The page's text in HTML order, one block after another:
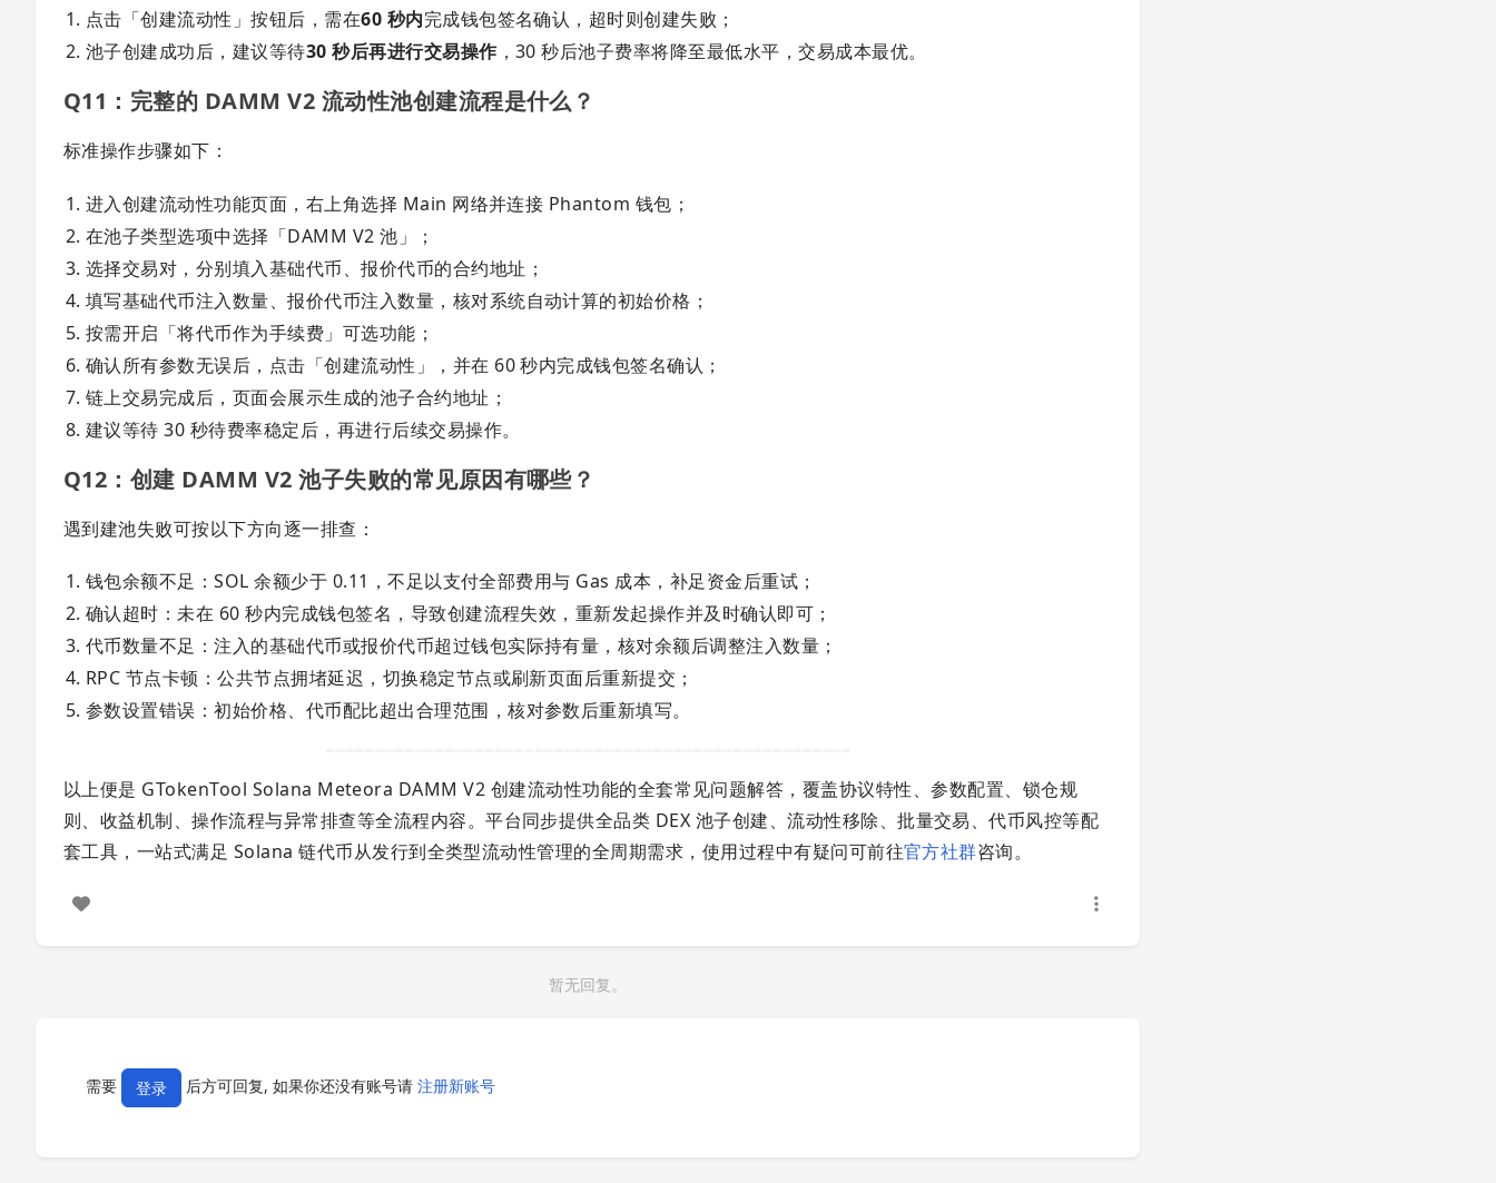
点击「创建流动性」按钮后，需在60 秒内完成钱包签名确认，超时则创建失败；
池子创建成功后，建议等待30 秒后再进行交易操作，30 秒后池子费率将降至最低水平，交易成本最优。
Q11：完整的 DAMM V2 流动性池创建流程是什么？
标准操作步骤如下：
进入创建流动性功能页面，右上角选择 Main 网络并连接 Phantom 钱包；
在池子类型选项中选择「DAMM V2 池」；
选择交易对，分别填入基础代币、报价代币的合约地址；
填写基础代币注入数量、报价代币注入数量，核对系统自动计算的初始价格；
按需开启「将代币作为手续费」可选功能；
确认所有参数无误后，点击「创建流动性」，并在 60 秒内完成钱包签名确认；
链上交易完成后，页面会展示生成的池子合约地址；
建议等待 30 秒待费率稳定后，再进行后续交易操作。
Q12：创建 DAMM V2 池子失败的常见原因有哪些？
遇到建池失败可按以下方向逐一排查：
钱包余额不足：SOL 余额少于 0.11，不足以支付全部费用与 Gas 成本，补足资金后重试；
确认超时：未在 60 秒内完成钱包签名，导致创建流程失效，重新发起操作并及时确认即可；
代币数量不足：注入的基础代币或报价代币超过钱包实际持有量，核对余额后调整注入数量；
RPC 节点卡顿：公共节点拥堵延迟，切换稳定节点或刷新页面后重新提交；
参数设置错误：初始价格、代币配比超出合理范围，核对参数后重新填写。
以上便是 GTokenTool Solana Meteora DAMM V2 创建流动性功能的全套常见问题解答，覆盖协议特性、参数配置、锁仓规
则、收益机制、操作流程与异常排查等全流程内容。平台同步提供全品类 DEX 池子创建、流动性移除、批量交易、代币风控等配
套工具，一站式满足 Solana 链代币从发行到全类型流动性管理的全周期需求，使用过程中有疑问可前往官方社群咨询。
暂无回复。
需要 登录 后方可回复, 如果你还没有账号请 注册新账号